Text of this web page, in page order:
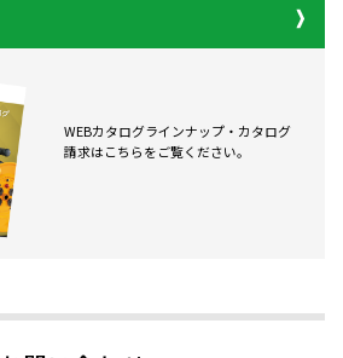
WEBカタログラインナップ・カタログ
請求はこちらをご覧ください。